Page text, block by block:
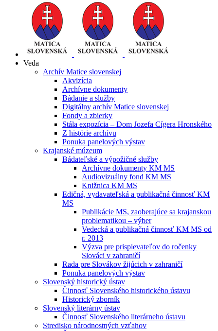
Veda
Archív Matice slovenskej
Akvizícia
Archívne dokumenty
Bádanie a služby
Digitálny archív Matice slovenskej
Fondy a zbierky
Stála expozícia – Dom Jozefa Cígera Hronského
Z histórie archívu
Ponuka panelových výstav
Krajanské múzeum
Bádateľské a výpožičné služby
Archívne dokumenty KM MS
Audiovizuálny fond KM MS
Knižnica KM MS
Edičná, vydavateľská a publikačná činnosť KM
MS
Publikácie MS, zaoberajúce sa krajanskou
problematikou – výber
Vedecká a publikačná činnosť KM MS od
r. 2013
Výzva pre prispievateľov do ročenky
Slováci v zahraničí
Rada pre Slovákov žijúcich v zahraničí
Ponuka panelových výstav
Slovenský historický ústav
Činnosť Slovenského historického ústavu
Historický zborník
Slovenský literárny ústav
Činnosť Slovenského literárneho ústavu
Stredisko národnostných vzťahov